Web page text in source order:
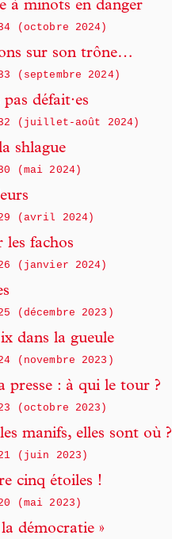
à minots en danger
(octobre 2024)
sur son trône…
(septembre 2024)
défait·es
(juillet-août 2024)
shlague
(mai 2024)
(avril 2024)
fachos
(janvier 2024)
(décembre 2023)
dans la gueule
(novembre 2023)
presse : à qui le tour ?
(octobre 2023)
manifs, elles sont où ?
(juin 2023)
cinq étoiles !
(mai 2023)
démocratie »